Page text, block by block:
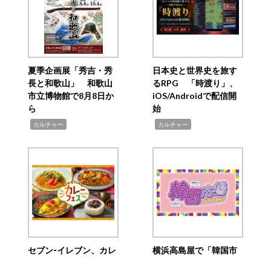
夏季企画展「秀吉・秀
長と和歌山」 和歌山
市立博物館で8月8日か
ら
カルチャー
日本史と世界史を旅す
るRPG 「時渡り」、
iOS/Androidで配信開
始
カルチャー
セブン‐イレブン、カレ
横浜高島屋で「韓国市